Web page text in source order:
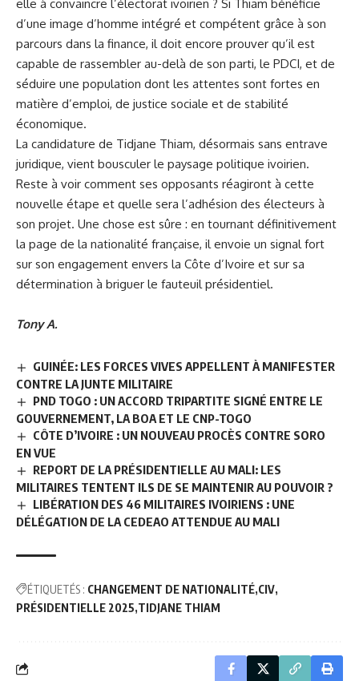
elle à convaincre l’électorat ivoirien ? Si Thiam bénéficie
d’une image d’homme intégré et compétent grâce à son
parcours dans la finance, il doit encore prouver qu’il est
capable de rassembler au-delà de son parti, le PDCI, et de
séduire une population dont les attentes sont fortes en
matière d’emploi, de justice sociale et de stabilité
économique.
La candidature de Tidjane Thiam, désormais sans entrave
juridique, vient bousculer le paysage politique ivoirien.
Reste à voir comment ses opposants réagiront à cette
nouvelle étape et quelle sera l’adhésion des électeurs à
son projet. Une chose est sûre : en tournant définitivement
la page de la nationalité française, il envoie un signal fort
sur son engagement envers la Côte d’Ivoire et sur sa
détermination à briguer le fauteuil présidentiel.
Tony A.
GUINÉE: LES FORCES VIVES APPELLENT À MANIFESTER
CONTRE LA JUNTE MILITAIRE
PND TOGO : UN ACCORD TRIPARTITE SIGNÉ ENTRE LE
GOUVERNEMENT, LA BOA ET LE CNP-TOGO
CÔTE D’IVOIRE : UN NOUVEAU PROCÈS CONTRE SORO
EN VUE
REPORT DE LA PRÉSIDENTIELLE AU MALI: LES
MILITAIRES TENTENT ILS DE SE MAINTENIR AU POUVOIR ?
LIBÉRATION DES 46 MILITAIRES IVOIRIENS : UNE
DÉLÉGATION DE LA CEDEAO ATTENDUE AU MALI
ÉTIQUETÉS : CHANGEMENT DE NATIONALITÉ CIV
PRÉSIDENTIELLE 2025 TIDJANE THIAM